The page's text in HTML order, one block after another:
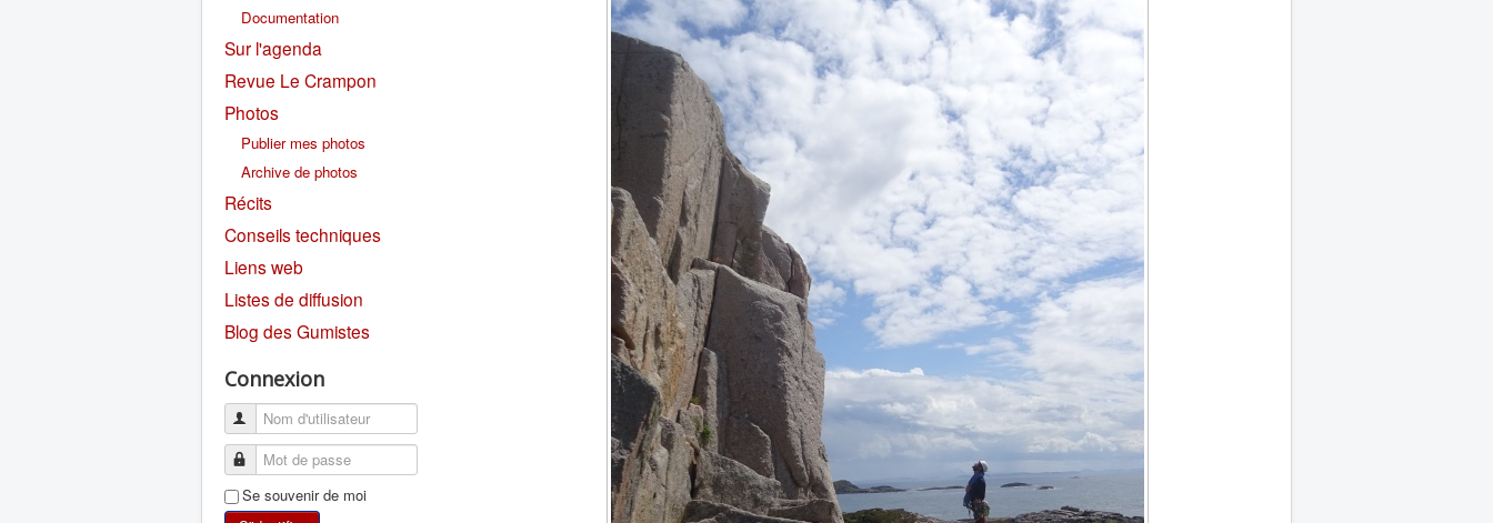
Documentation
Sur l'agenda
Revue Le Crampon
Photos
Publier mes photos
Archive de photos
Récits
Conseils techniques
Liens web
Listes de diffusion
Blog des Gumistes
Connexion
Se souvenir de moi